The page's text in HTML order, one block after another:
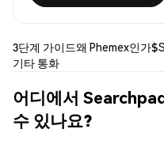
3단계 가이드왜 Phemex인가
기타 통화
어디에서
수 있나요?